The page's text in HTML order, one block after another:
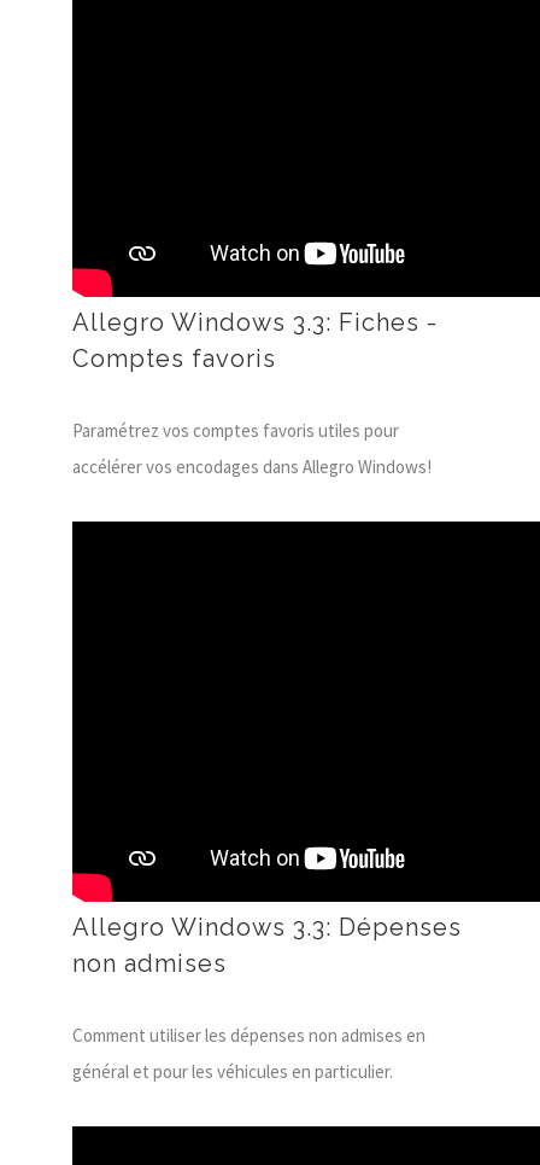
Allegro Windows 3.3: Fiches -
Comptes favoris
Paramétrez vos comptes favoris utiles pour
accélérer vos encodages dans Allegro Windows!
Allegro Windows 3.3: Dépenses
non admises
Comment utiliser les dépenses non admises en
général et pour les véhicules en particulier.